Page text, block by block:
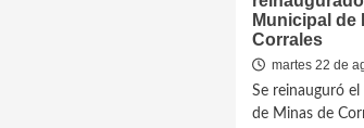
Municipal de
Corrales
martes 22 de
Se reinauguró
de Minas de